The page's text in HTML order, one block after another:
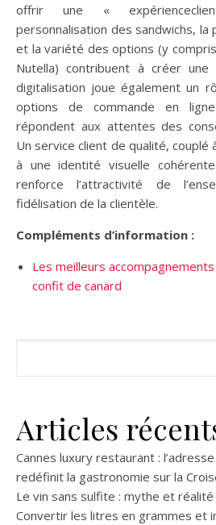
offrir une «
personnalisation des sandwichs, la
et la variété des options (y
Nutella) contribuent à créer une
digitalisation joue également un
options de commande en
répondent aux attentes des
Un service client de qualité, couplé
à une identité visuelle
renforce l’attractivité de
fidélisation de la clientèle.
Compléments d’information :
Les meilleurs
confit de canard
Articles
Cannes luxury restaurant :
redéfinit la gastronomie sur la
Le vin sans sulfite : mythe et réalité
Convertir les litres en grammes et